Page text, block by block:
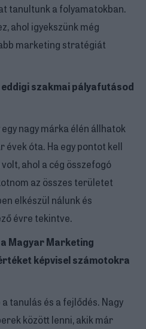
tanultunk a folyamatokban.
ahol igyekszünk még
marketing stratégiát
szakmai pályafutásod
nagy márka élén állhatok
óta. Ha egy pontot kell
ahol a cég összefogó
az összes területet
elkészül nálunk és
évre tekintve.
Magyar Marketing
képvisel számotokra
tanulás és a fejlődés. Nagy
között lenni, akik már